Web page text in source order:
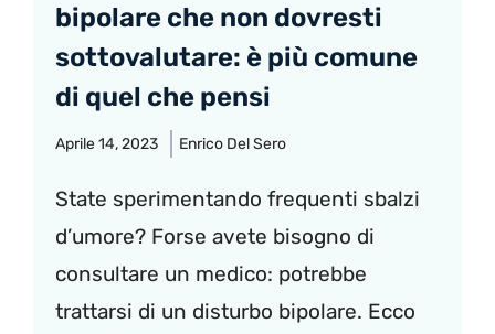
bipolare che non dovresti
sottovalutare: è più comune
di quel che pensi
Aprile 14, 2023 Enrico Del Sero
State sperimentando frequenti sbalzi
d’umore? Forse avete bisogno di
consultare un medico: potrebbe
trattarsi di un disturbo bipolare. Ecco